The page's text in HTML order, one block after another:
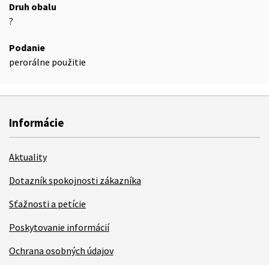
Druh obalu
?
Podanie
perorálne použitie
Informácie
Aktuality
Dotazník spokojnosti zákazníka
Sťažnosti a petície
Poskytovanie informácií
Ochrana osobných údajov